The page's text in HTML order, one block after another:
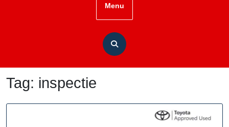
Menu
Tag: inspectie